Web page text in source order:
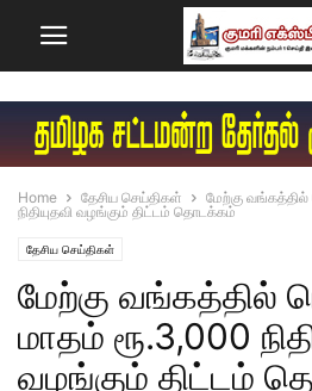
Home தேசிய செய்திகள்
மேற்கு
நிதியுதவி வழங்கும் திட்டம் தொடக்கம்
தேசிய செய்திகள்
மேற்கு வங்கத்தில்
மாதம் ரூ.3,000
வழங்கும் திட்டம்